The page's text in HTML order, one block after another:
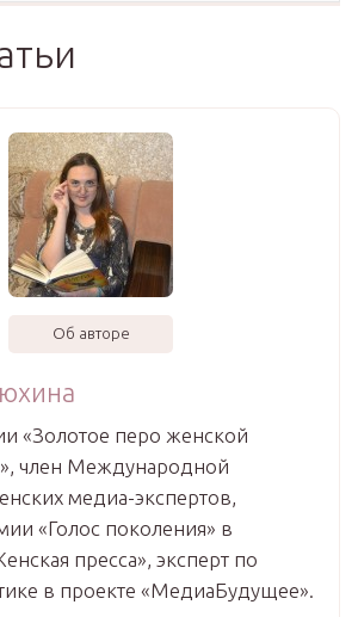
Об авторе
«Золотое перо женской
член Международной
медиа-экспертов,
«Голос поколения» в
пресса», эксперт по
в проекте «МедиаБудущее».